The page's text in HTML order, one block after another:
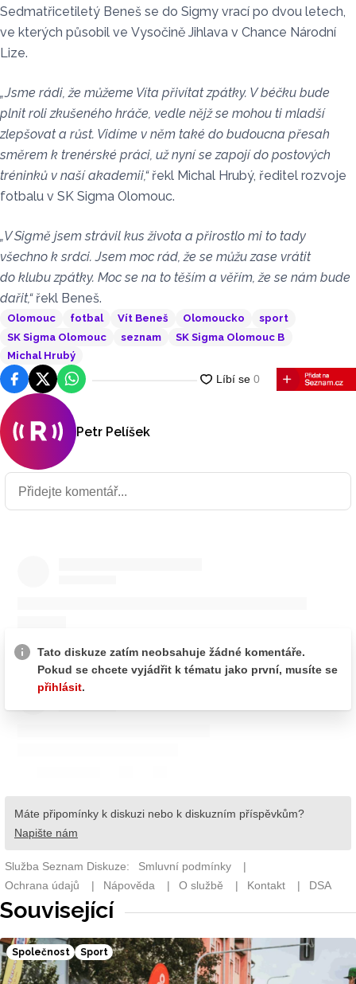
Sedmatřicetiletý Beneš se do Sigmy vrací po dvou letech,
ve kterých působil ve Vysočině Jihlava v Chance Národní
Lize.
„Jsme rádi, že můžeme Víta přivítat zpátky. V béčku bude
plnit roli zkušeného hráče, vedle nějž se mohou ti mladší
zlepšovat a růst. Vidíme v něm také do budoucna přesah
směrem k trenérské práci, už nyní se zapojí do postových
tréninků v naší akademii,“řekl Michal Hrubý, ředitel rozvoje
fotbalu v SK Sigma Olomouc.
„V Sigmě jsem strávil kus života a přirostlo mi to tady
všechno k srdci. Jsem moc rád, že se můžu zase vrátit
do klubu zpátky. Moc se na to těším a věřím, že se nám bude
dařit,“řekl Beneš.
Olomouc fotbal Vít Beneš Olomoucko
sport
SK Sigma Olomouc
seznam
SK Sigma Olomouc B
Michal Hrubý
FacebookPlatforma X
WhatsApp
Petr Pelíšek
Související
Společnost Sport